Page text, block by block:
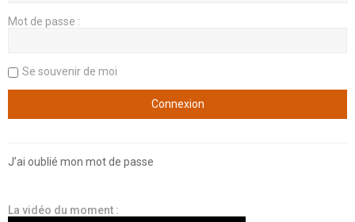
Mot de passe :
Se souvenir de moi
J’ai oublié mon mot de passe
La vidéo du moment :